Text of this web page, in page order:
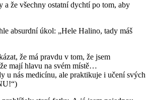
že všechny ostatní dychtí po tom, aby
absurdní úkol: „Hele Halino, tady máš
že má pravdu v tom, že jsem
mají hlavu na svém místě…
u nás medicínu, ale praktikuje i učení svých